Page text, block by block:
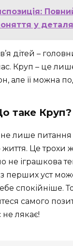
у
дітей –
Круп – це
але її можна
таке Круп?
лише питання
Це трохи
не іграшкова
перших уст
спокійніше.
самого
не лякає!